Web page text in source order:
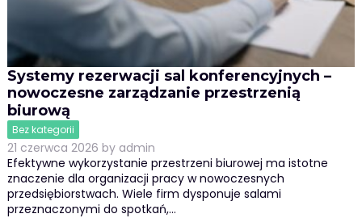
Systemy rezerwacji sal konferencyjnych –
nowoczesne zarządzanie przestrzenią
biurową
Bez kategorii
21 czerwca 2026 by admin
Efektywne wykorzystanie przestrzeni biurowej ma istotne
znaczenie dla organizacji pracy w nowoczesnych
przedsiębiorstwach. Wiele firm dysponuje salami
przeznaczonymi do spotkań,…